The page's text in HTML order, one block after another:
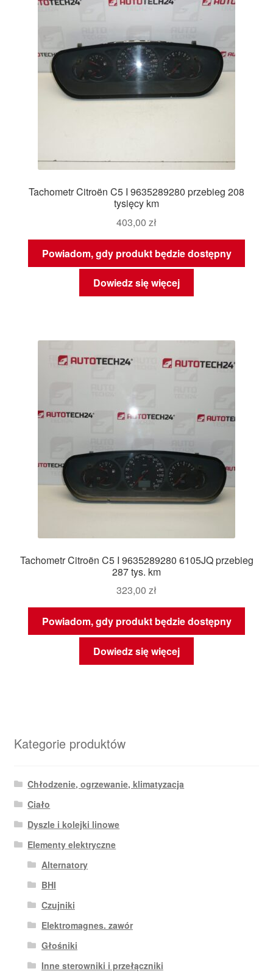
Tachometr Citroën C5 I 9635289280 przebieg 208
tysięcy km
403,00 zł
Powiadom, gdy produkt będzie dostępny
Dowiedz się więcej
Tachometr Citroën C5 I 9635289280 6105JQ przebieg
287 tys. km
323,00 zł
Powiadom, gdy produkt będzie dostępny
Dowiedz się więcej
Kategorie produktów
Chłodzenie, ogrzewanie, klimatyzacja
Ciało
Dyszle i kolejki linowe
Elementy elektryczne
Alternatory
BHI
Czujniki
Elektromagnes. zawór
Głośniki
Inne sterowniki i przełączniki